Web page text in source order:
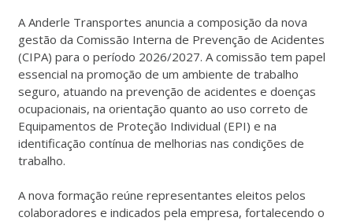
A Anderle Transportes anuncia a composição da nova
gestão da Comissão Interna de Prevenção de Acidentes
(CIPA) para o período 2026/2027. A comissão tem papel
essencial na promoção de um ambiente de trabalho
seguro, atuando na prevenção de acidentes e doenças
ocupacionais, na orientação quanto ao uso correto de
Equipamentos de Proteção Individual (EPI) e na
identificação contínua de melhorias nas condições de
trabalho.
A nova formação reúne representantes eleitos pelos
colaboradores e indicados pela empresa, fortalecendo o